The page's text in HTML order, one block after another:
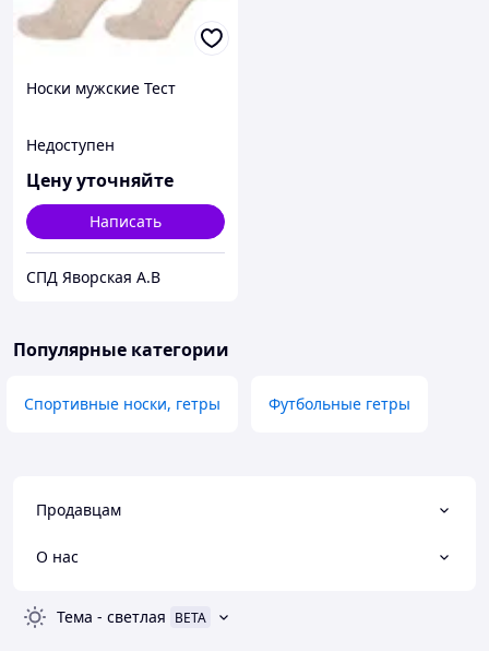
Носки мужские Тест
Недоступен
Цену уточняйте
Написать
СПД Яворская А.В
Популярные категории
Спортивные носки, гетры Футбольные гетры
Продавцам
О нас
Тема - светлая BETA